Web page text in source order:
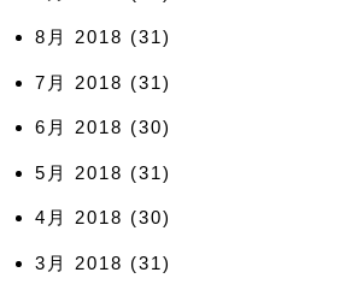
8月 2018 (31)
7月 2018 (31)
6月 2018 (30)
5月 2018 (31)
4月 2018 (30)
3月 2018 (31)